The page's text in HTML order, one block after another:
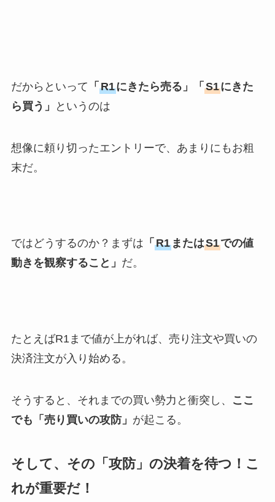
だからといって 「 R1にきたら売る」「 S1にきた
ら買う」
というのは
想像に頼り切ったエントリーで、あまりにもお粗
末だ。
ではどうするのか？まずは 「 R1またはS1での値
動きを観察すること」 だ。
たとえばR1まで値が上がれば、売り注文や買いの
決済注文が入り始める。
そうすると、それまでの買い勢力と衝突し、
ここ
でも「売り買いの攻防」 が起こる。
そして、その「攻防」の決着を待つ！こ
れが重要だ！